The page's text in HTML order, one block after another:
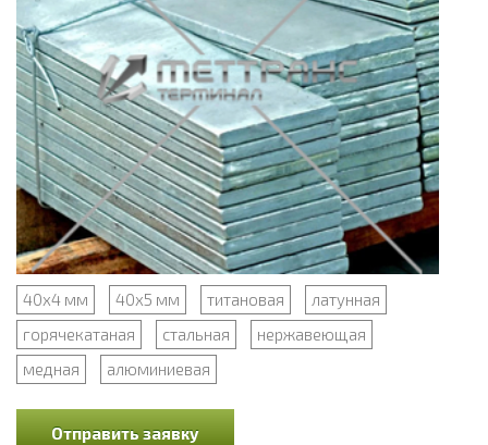
40х4 мм 40х5 мм титановая
латунная
горячекатаная
стальная
нержавеющая
медная
алюминиевая
Отправить заявку